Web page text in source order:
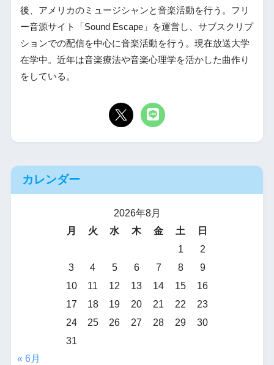
後、アメリカのミュージシャンと音楽活動を行う。フリ
ー音源サイト「Sound Escape」を運営し、サブスクリプ
ションでの配信を中心に音楽活動を行う。現在放送大学
在学中。近年は音楽療法や音楽心理学を活かした曲作り
をしている。
カレンダー
2026年8月
月
火 水 木 金 土
日
1
2
3
4 5 6 7 8
9
10
11 12 13 14 15
16
17
18 19 20 21 22
23
24
25 26 27 28 29
30
31
« 6月